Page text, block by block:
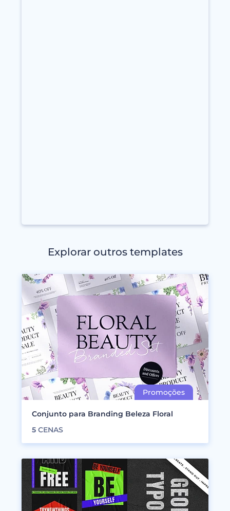
Explorar outros templates
Conjunto para Branding Beleza Floral
5 CENAS